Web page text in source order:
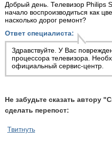
Добрый день. Телевизор Philips
начало воспроизводиться как
насколько дорог ремонт?
Ответ специалиста:
Здравствуйте. У Вас
процессора телевизора.
официальный сервис-центр.
Не забудьте сказать автору
сделать перепост:
Твитнуть